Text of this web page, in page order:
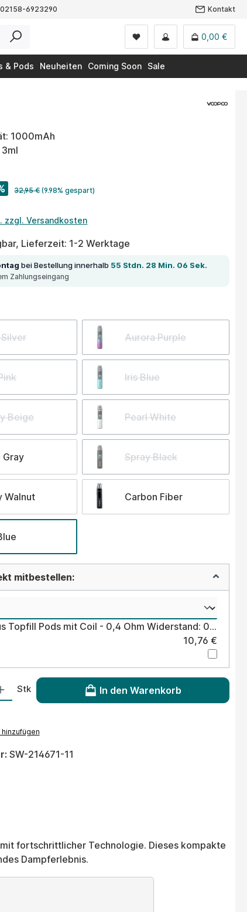
02158-6923290 Kontakt
0,00 €
& Pods Neuheiten Coming Soon
Sale
1000mAh
32,95 € (9.98% gespart)
zzgl. Versandkosten
Lieferzeit: 1-2 Werktage
bei Bestellung innerhalb 55 Stdn. 28 Min. 06 Sek.
Zahlungseingang
Aurora Purple
Iris Blue
Beige Pearl White
Gray Spray Black
Walnut Carbon Fiber
mitbestellen:
Voopoo Argus Topfill Pods mit Coil - 0,4 Ohm Widerstand: 0,4 Ohm
10,76 €
den gewünschten Wert ein oder benutze die Schaltflächen um die
Stk In den Warenkorb
SW-214671-11
fortschrittlicher Technologie. Dieses kompakte
Dampferlebnis.